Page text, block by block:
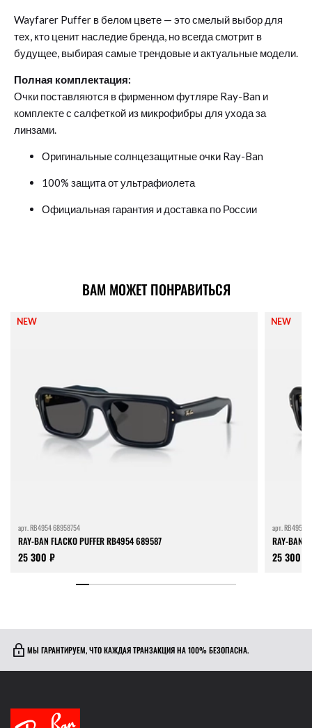
Wayfarer Puffer в белом цвете — это смелый выбор для
тех, кто ценит наследие бренда, но всегда смотрит в
будущее, выбирая самые трендовые и актуальные модели.
Полная комплектация:
Очки поставляются в фирменном футляре Ray-Ban и
комплекте с салфеткой из микрофибры для ухода за
линзами.
Оригинальные солнцезащитные очки Ray-Ban
100% защита от ультрафиолета
Официальная гарантия и доставка по России
ВАМ МОЖЕТ ПОНРАВИТЬСЯ
NEW
арт.RB4954 68958754
RAY-BAN FLACKO PUFFER RB4954 689587
25 300 ₽
NEW
арт.RB4954
RAY-BAN
25 300 ₽
МЫ ГАРАНТИРУЕМ, ЧТО КАЖДАЯ ТРАНЗАКЦИЯ НА 100% БЕЗОПАСНА.